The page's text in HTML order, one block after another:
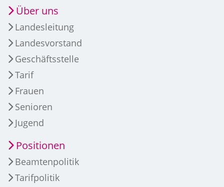
Über uns
Landesleitung
Landesvorstand
Geschäftsstelle
Tarif
Frauen
Senioren
Jugend
Positionen
Beamtenpolitik
Tarifpolitik